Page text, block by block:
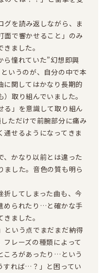
グを読み返しながら、ま
面で響かせること」のみ
ました。
ら憧れていた”幻想即興
いうのが、自分の中で本
に関してはかなり長期的
取り組んでいました。
る」を意識して取り組ん
ただけで前腕部分に痛み
せるようになってきま
、かなり以前とは違った
ました。音色の質も明ら
折してしまった曲も、今
められたり…と確かな手
ました。
という点でまだまだ納得
レーズの種類によって
ころがあったり…という
すれば…？」と困ってい